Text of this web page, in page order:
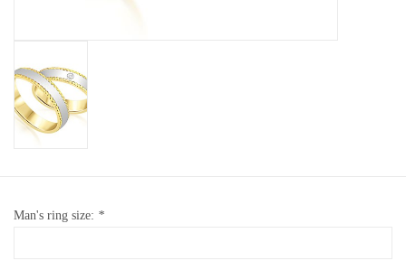
Lab diamanten
Man's ring size: *